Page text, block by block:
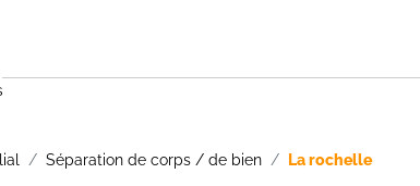
Séparation de corps / de bien La rochelle